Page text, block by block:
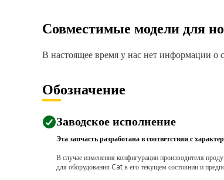
Совместимые модели для
В настоящее время у нас нет информации о
Обозначение
Заводское исполнение
Эта запчасть разработана в соответствии с
В случае изменения конфигурации производителя
для оборудования Cat в его текущем состоянии и